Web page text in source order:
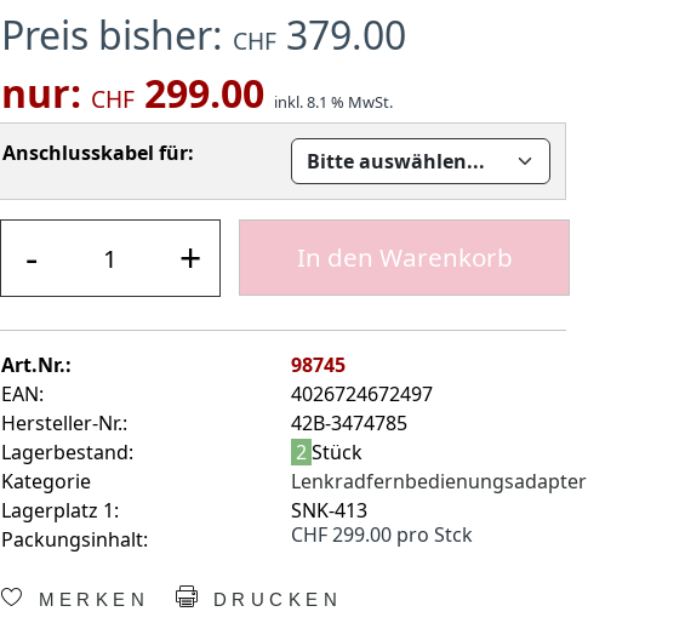
Preis bisher: CHF379.00
nur: CHF299.00 inkl. 8.1 % MwSt.
Anschlusskabel für:
- + In den Warenkorb
Art.Nr.:
98745
EAN:
4026724672497
Hersteller-Nr.:
42B-3474785
Lagerbestand:
2Stück
Kategorie
Lenkradfernbedienungsadapter
Lagerplatz 1:
SNK-413
Packungsinhalt:
CHF 299.00 pro Stck
MERKEN DRUCKEN